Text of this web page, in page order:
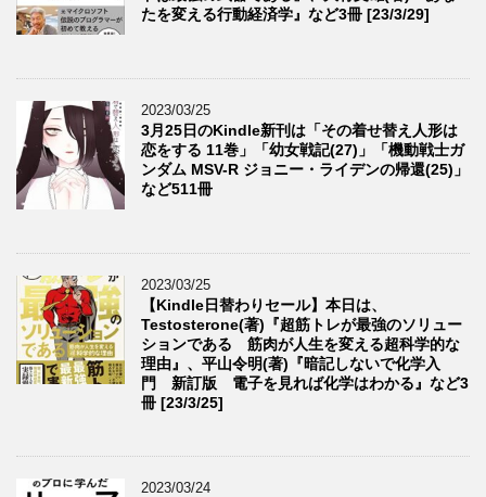
たを変える行動経済学』など3冊 [23/3/29]
2023/03/25
3月25日のKindle新刊は「その着せ替え人形は
恋をする 11巻」「幼女戦記(27)」「機動戦士ガ
ンダム MSV-R ジョニー・ライデンの帰還(25)」
など511冊
2023/03/25
【Kindle日替わりセール】本日は、
Testosterone(著)『超筋トレが最強のソリュー
ションである 筋肉が人生を変える超科学的な
理由』、平山令明(著)『暗記しないで化学入
門 新訂版 電子を見れば化学はわかる』など3
冊 [23/3/25]
2023/03/24